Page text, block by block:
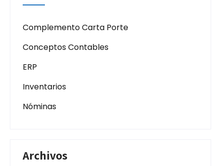
Complemento Carta Porte
Conceptos Contables
ERP
Inventarios
Nóminas
Archivos